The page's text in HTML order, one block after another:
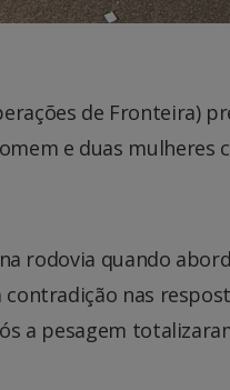
de Fronteira)
e duas
rodovia quando
nas
a pesagem